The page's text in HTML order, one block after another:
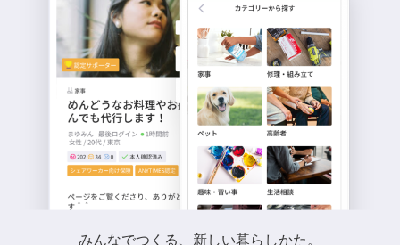
みんなでつくる、新しい暮らしかた。